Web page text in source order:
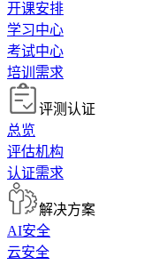
开课安排
学习中心
考试中心
培训需求
评测认证
总览
评估机构
认证需求
解决方案
AI安全
云安全